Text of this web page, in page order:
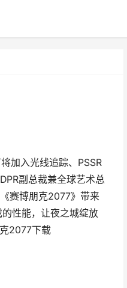
加入光线追踪、PSSR
副总裁兼全球艺术总
赛博朋克2077》带来
性能，让夜之城绽放
2077下载